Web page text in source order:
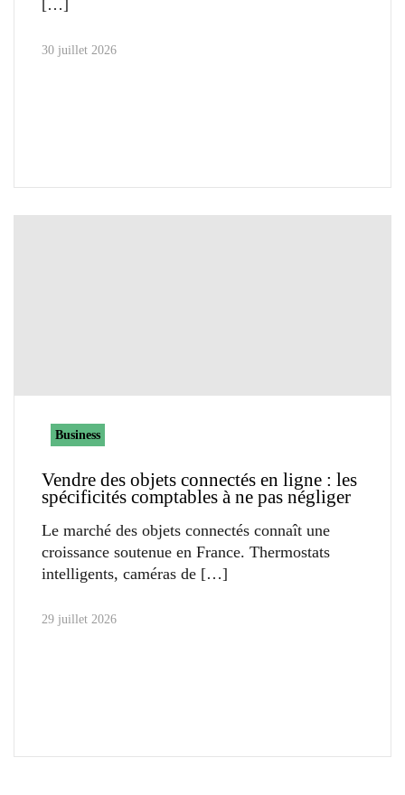
30 juillet 2026
Business
Vendre des objets connectés en ligne : les
spécificités comptables à ne pas négliger
Le marché des objets connectés connaît une
croissance soutenue en France. Thermostats
intelligents, caméras de
29 juillet 2026